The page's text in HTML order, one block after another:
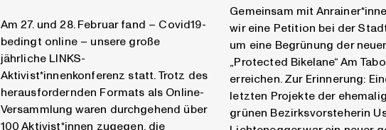
Am 27. und 28. Februar fand – Covid19-
bedingt online – unsere große
jährliche LINKS-
Aktivist*innenkonferenz statt. Trotz des
herausfordernden Formats als Online-
Versammlung waren durchgehend über
100 Aktivist*innen zugegen, die
Gemeinsam mit
wir eine Petition bei der
um eine Begrünung der
„Protected Bikelane“ Am
erreichen. Zur Erinnerung:
letzten Projekte der
grünen Bezirksvorsteherin